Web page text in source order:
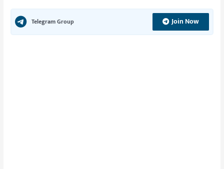
Telegram Group Join Now